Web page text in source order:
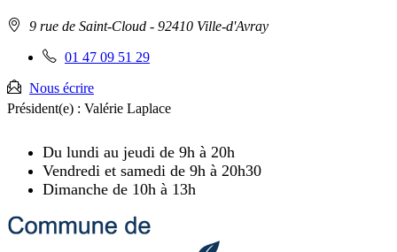
Adresse9 rue de Saint-Cloud - 92410 Ville-d'Avray
Téléphone
:
01 47 09 51 29
Nous écrire
Président(e) : Valérie Laplace
Du lundi au jeudi de 9h à 20h
Vendredi et samedi de 9h à 20h30
Dimanche de 10h à 13h